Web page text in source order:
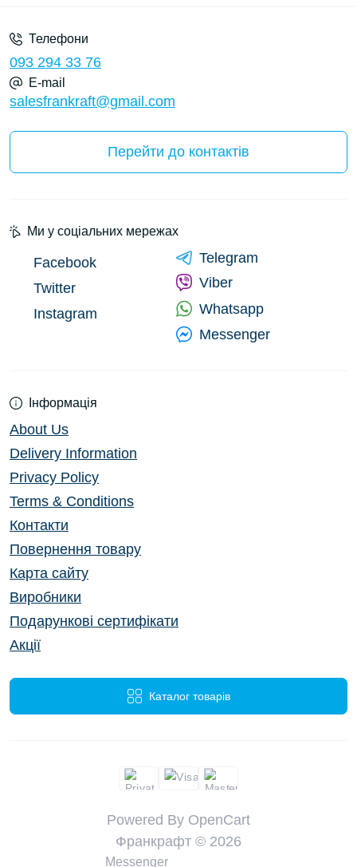
Телефони
093 294 33 76
E-mail
salesfrankraft@gmail.com
Перейти до контактів
Інформація
About Us
Delivery Information
Privacy Policy
Terms & Conditions
Контакти
Повернення товару
Карта сайту
Виробники
Подарункові сертифікати
Акції
Каталог товарів
Ми у соціальних мережах
Facebook
Twitter
Instagram
Telegram
Viber
Whatsapp
Messenger
Powered By OpenCart
Франкрафт © 2026
Messenger